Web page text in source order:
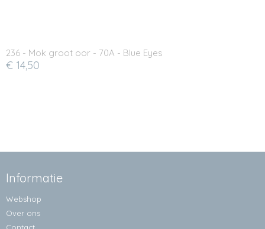
236 - Mok groot oor - 70A - Blue Eyes
€ 14,50
Informatie
Webshop
Over ons